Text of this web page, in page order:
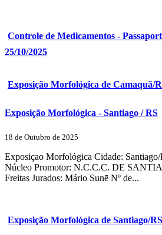
Controle de Medicamentos -
25/10/2025
Exposição Morfológica de Camaquã/
Exposição Morfológica - Santiago / RS
18 de Outubro de 2025
Exposiçao Morfológica Cidade:
Núcleo Promotor: N.C.C.C. DE
Freitas Jurados: Mário Sunē Nº de...
Exposição Morfológica de Santiago/